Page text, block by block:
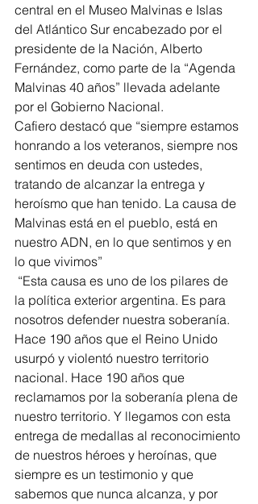
central en el Museo Malvinas e Islas
del Atlántico Sur encabezado por el
presidente de la Nación, Alberto
Fernández, como parte de la “Agenda
Malvinas 40 años” llevada adelante
por el Gobierno Nacional.
Cafiero destacó que “siempre estamos
honrando a los veteranos, siempre nos
sentimos en deuda con ustedes,
tratando de alcanzar la entrega y
heroísmo que han tenido. La causa de
Malvinas está en el pueblo, está en
nuestro ADN, en lo que sentimos y en
lo que vivimos”
la política exterior argentina. Es para
nosotros defender nuestra soberanía.
Hace 190 años que el Reino Unido
usurpó y violentó nuestro territorio
nacional. Hace 190 años que
reclamamos por la soberanía plena de
nuestro territorio. Y llegamos con esta
entrega de medallas al reconocimiento
de nuestros héroes y heroínas, que
siempre es un testimonio y que
sabemos que nunca alcanza, y por